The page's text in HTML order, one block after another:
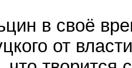
в своё
от